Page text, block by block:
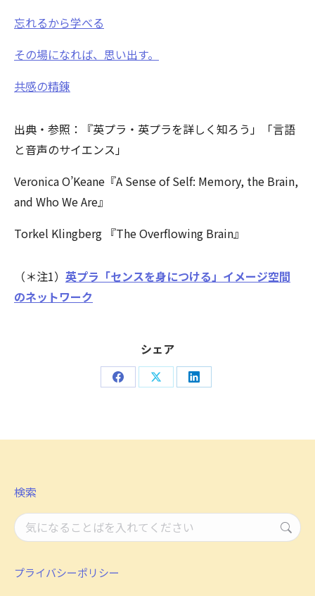
忘れるから学べる
その場になれば、思い出す。
共感の精錬
出典・参照：『英プラ・英プラを詳しく知ろう」「言語
と音声のサイエンス」
Veronica O’Keane『A Sense of Self: Memory, the Brain,
and Who We Are』
Torkel Klingberg 『The Overflowing Brain』
（＊注1） 英プラ「センスを身につける」イメージ空間
のネットワーク
シェア
Share Share Share
検索
検
索：
プライバシーポリシー